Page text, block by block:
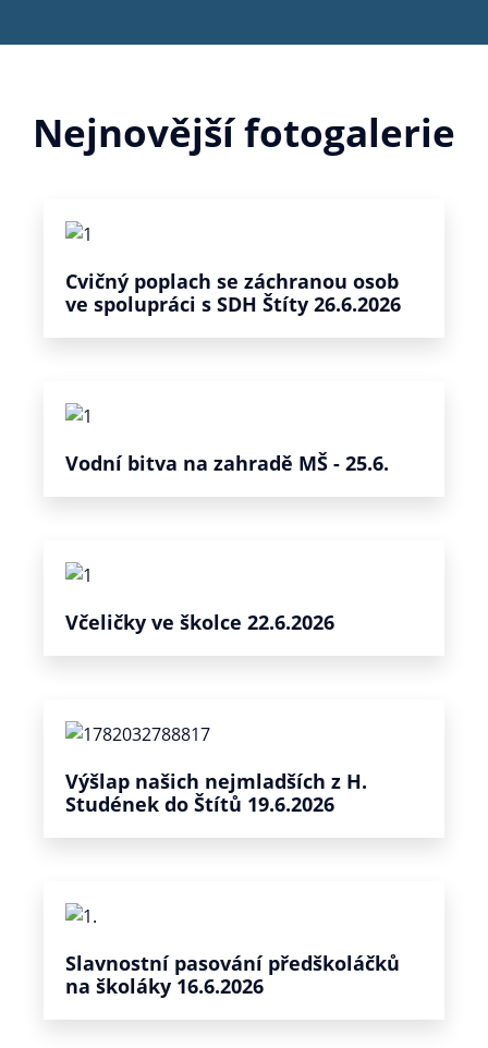
Nejnovější fotogalerie
Cvičný poplach se záchranou osob
ve spolupráci s SDH Štíty 26.6.2026
Vodní bitva na zahradě MŠ - 25.6.
Včeličky ve školce 22.6.2026
Výšlap našich nejmladších z H.
Studének do Štítů 19.6.2026
Slavnostní pasování předškoláčků
na školáky 16.6.2026